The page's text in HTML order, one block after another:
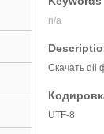
n/a
Скачать dll
UTF-8